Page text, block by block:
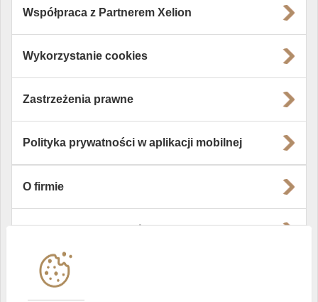
Współpraca z Partnerem Xelion
Wykorzystanie cookies
Zastrzeżenia prawne
Polityka prywatności w aplikacji mobilnej
O firmie
Instytucje współpracujące